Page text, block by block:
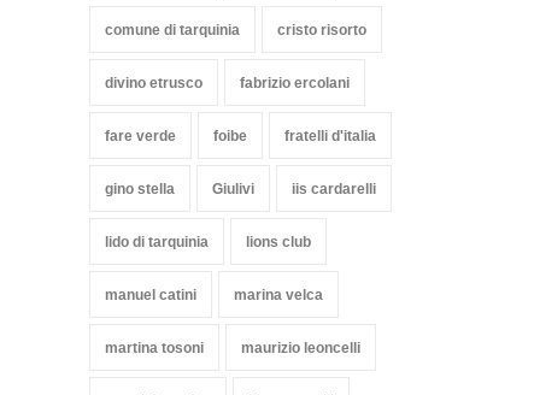
comune di tarquinia cristo risorto
divino etrusco fabrizio ercolani
fare verde foibe fratelli d'italia
gino stella Giulivi iis cardarelli
lido di tarquinia lions club
manuel catini marina velca
martina tosoni maurizio leoncelli